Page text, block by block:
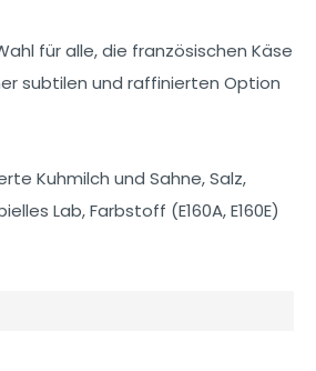
für alle, die französischen Käse
subtilen und raffinierten Option
Kuhmilch und Sahne, Salz,
Lab, Farbstoff (E160A, E160E)